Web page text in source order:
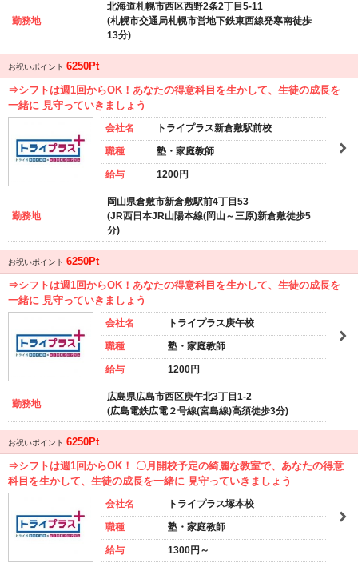
勤務地
北海道札幌市西区西野2条2丁目5-11
(札幌市交通局札幌市営地下鉄東西線発寒南徒歩
13分)
お祝いポイント 6250Pt
⇒シフトは週1回からOK！あなたの得意科目を生かして、生徒の成長を
一緒に 見守っていきましょう
会社名 トライプラス新倉敷駅前校
職種 塾・家庭教師
給与 1200円
勤務地
岡山県倉敷市新倉敷駅前4丁目53
(JR西日本JR山陽本線(岡山～三原)新倉敷徒歩5
分)
お祝いポイント 6250Pt
⇒シフトは週1回からOK！あなたの得意科目を生かして、生徒の成長を
一緒に 見守っていきましょう
会社名 トライプラス庚午校
職種 塾・家庭教師
給与 1200円
勤務地
広島県広島市西区庚午北3丁目1-2
(広島電鉄広電２号線(宮島線)高須徒歩3分)
お祝いポイント 6250Pt
⇒シフトは週1回からOK！ 〇月開校予定の綺麗な教室で、あなたの得意
科目を生かして、生徒の成長を一緒に 見守っていきましょう
会社名 トライプラス塚本校
職種 塾・家庭教師
給与 1300円～